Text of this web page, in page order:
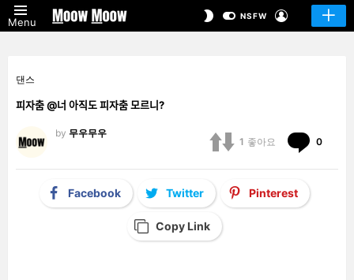
Menu
SWITCHNSFW
댄스
피자춤 @너 아직도 피자춤 모르니?
by 무우무우
1 좋아요 0
Facebook Twitter Pinterest
Copy Link